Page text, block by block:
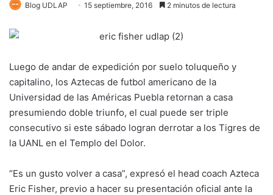
Blog UDLAP 15 septiembre, 2016 2 minutos de lectura
Luego de andar de expedición por suelo toluqueño y
capitalino, los Aztecas de futbol americano de la
Universidad de las Américas Puebla retornan a casa
presumiendo doble triunfo, el cual puede ser triple
consecutivo si este sábado logran derrotar a los Tigres de
la UANL en el Templo del Dolor.
“Es un gusto volver a casa”, expresó el head coach Azteca
Eric Fisher, previo a hacer su presentación oficial ante la